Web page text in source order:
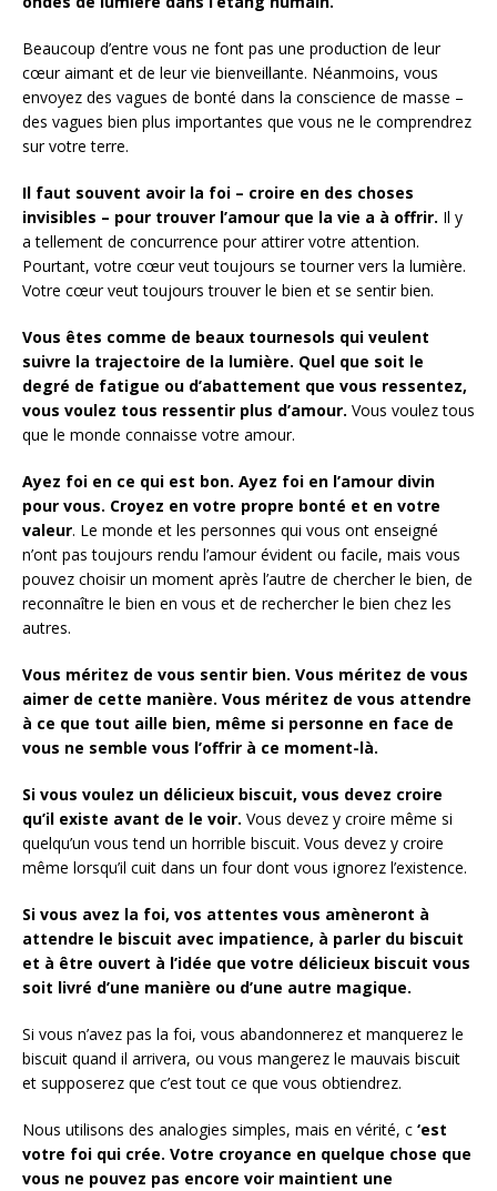
Beaucoup d’entre vous ne font pas une production de leur
cœur aimant et de leur vie bienveillante. Néanmoins, vous
envoyez des vagues de bonté dans la conscience de masse –
des vagues bien plus importantes que vous ne le comprendrez
sur votre terre.
Il faut souvent avoir la foi – croire en des choses
invisibles – pour trouver l’amour que la vie a à offrir. Il y
a tellement de concurrence pour attirer votre attention.
Pourtant, votre cœur veut toujours se tourner vers la lumière.
Votre cœur veut toujours trouver le bien et se sentir bien.
Vous êtes comme de beaux tournesols qui veulent
suivre la trajectoire de la lumière. Quel que soit le
degré de fatigue ou d’abattement que vous ressentez,
vous voulez tous ressentir plus d’amour. Vous voulez tous
que le monde connaisse votre amour.
Ayez foi en ce qui est bon. Ayez foi en l’amour divin
pour vous. Croyez en votre propre bonté et en votre
valeur. Le monde et les personnes qui vous ont enseigné
n’ont pas toujours rendu l’amour évident ou facile, mais vous
pouvez choisir un moment après l’autre de chercher le bien, de
reconnaître le bien en vous et de rechercher le bien chez les
autres.
Vous méritez de vous sentir bien. Vous méritez de vous
aimer de cette manière. Vous méritez de vous attendre
à ce que tout aille bien, même si personne en face de
vous ne semble vous l’offrir à ce moment-là.
Si vous voulez un délicieux biscuit, vous devez croire
qu’il existe avant de le voir. Vous devez y croire même si
quelqu’un vous tend un horrible biscuit. Vous devez y croire
même lorsqu’il cuit dans un four dont vous ignorez l’existence.
Si vous avez la foi, vos attentes vous amèneront à
attendre le biscuit avec impatience, à parler du biscuit
et à être ouvert à l’idée que votre délicieux biscuit vous
soit livré d’une manière ou d’une autre magique.
Si vous n’avez pas la foi, vous abandonnerez et manquerez le
biscuit quand il arrivera, ou vous mangerez le mauvais biscuit
et supposerez que c’est tout ce que vous obtiendrez.
Nous utilisons des analogies simples, mais en vérité, c ‘est
votre foi qui crée. Votre croyance en quelque chose que
vous ne pouvez pas encore voir maintient une